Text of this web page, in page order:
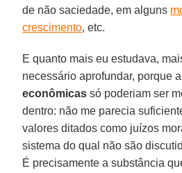
de não saciedade, em alguns
crescimento, etc.
E quanto mais eu estudava,
necessário aprofundar, porque
econômicas só poderiam ser
dentro: não me parecia
valores ditados como juízos
sistema do qual não são
É precisamente a substância